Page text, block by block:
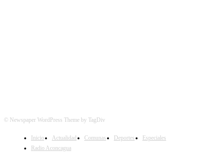
© Newspaper WordPress Theme by TagDiv
Inicio Actualidad Comunas Deportes
Especiales
Radio Aconcagua